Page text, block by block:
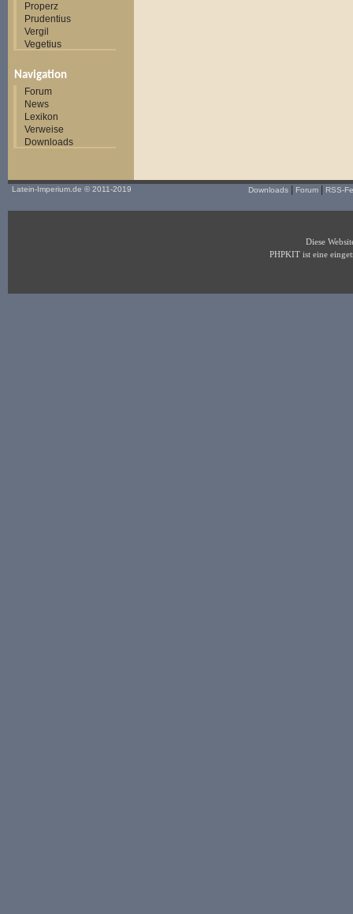
Properz
Prudentius
Vergil
Vegetius
Navigation
Forum
News
Lexikon
Verweise
Downloads
Latein-Imperium.de © 2011-2019 Downloads Forum RSS-
Diese
PHPKIT ist eine